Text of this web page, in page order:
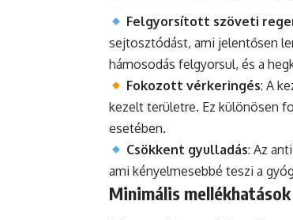
Felgyorsított szöveti
sejtosztódást, ami jelentősen
hámosodás felgyorsul, és a
Fokozott vérkeringés: A
kezelt területre. Ez különösen
esetében.
Csökkent gyulladás: Az
ami kényelmesebbé teszi a
Minimális